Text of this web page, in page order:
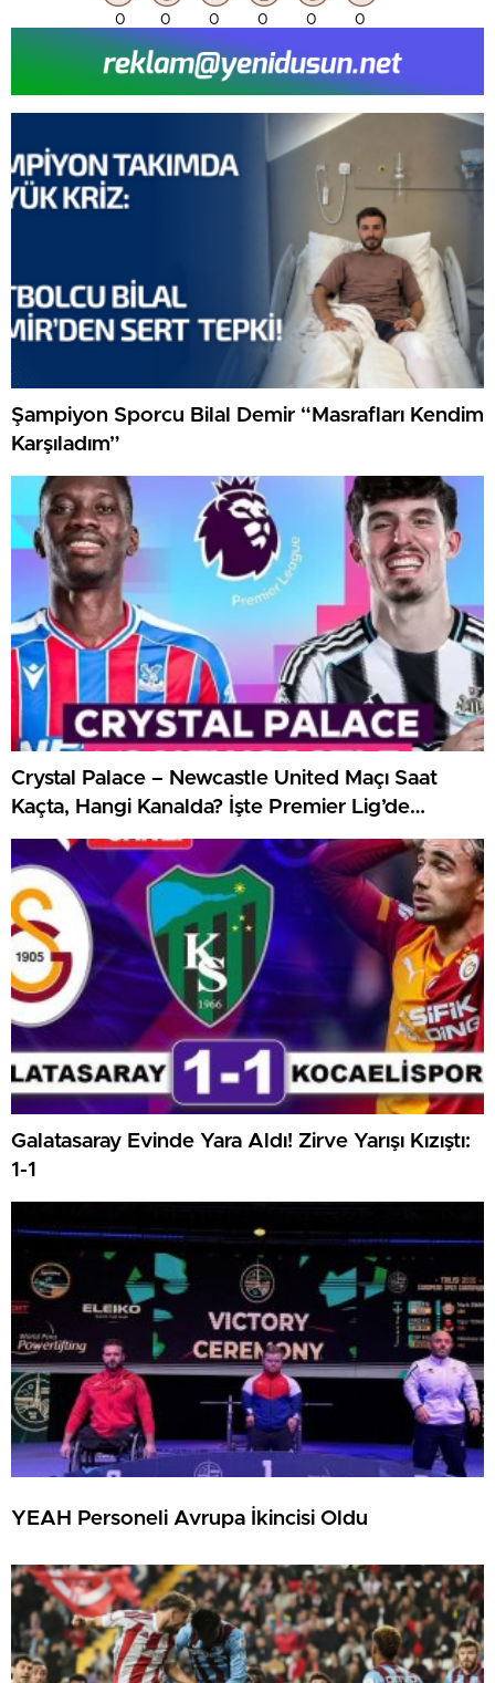
0 0 0 0 0 0
Şampiyon Sporcu Bilal Demir “Masrafları Kendim
Karşıladım”
Crystal Palace – Newcastle United Maçı Saat
Kaçta, Hangi Kanalda? İşte Premier Lig’de
Haftanın Kritik Randevusu
Galatasaray Evinde Yara Aldı! Zirve Yarışı Kızıştı:
1-1
YEAH Personeli Avrupa İkincisi Oldu